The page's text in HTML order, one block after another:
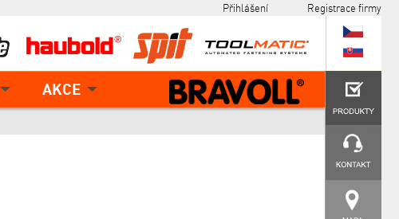
AKCE
Přihlášení
Registrace firmy